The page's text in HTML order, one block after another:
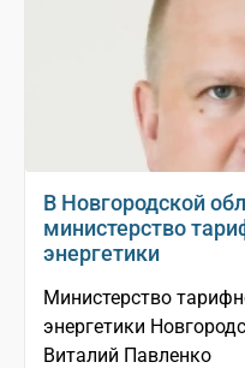
В Новгородской
министерство
энергетики
Министерство
энергетики
Виталий Павленко